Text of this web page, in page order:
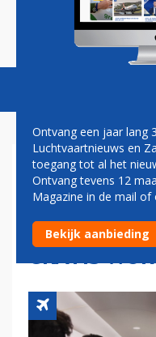
Magazine
KLACHT IN:
AAN BOORD
GRATIS
Ontvang een jaar lang
Luchtvaartnieuws en
toegang tot al het
Ontvang tevens 12
Magazine in de mail of
Bekijk aanbieding